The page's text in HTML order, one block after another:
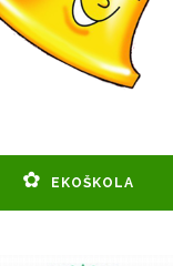
EKOŠKOLA